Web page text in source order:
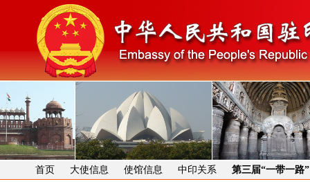
首页 大使信息 使馆信息 中印关系 第三届“一带一路